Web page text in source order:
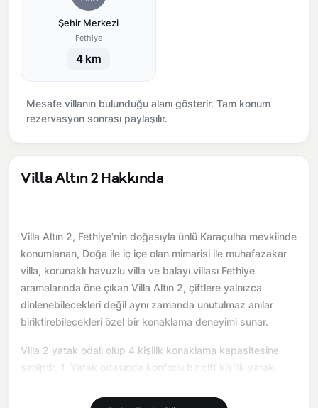
Şehir Merkezi
Fethiye
4 km
Mesafe villanın bulunduğu alanı gösterir. Tam konum
rezervasyon sonrası paylaşılır.
Villa Altın 2 Hakkında
Villa Altın 2, Fethiye'nin doğasıyla ünlü Karaçulha mevkiinde
konumlanan, Doğa ile iç içe olan mimarisi ile muhafazakar
villa, korunaklı havuzlu villa ve balayı villası Fethiye
aramalarında öne çıkan Villa Altın 2, çiftlere yalnızca
dinlenebilecekleri değil aynı zamanda unutulmaz anılar
biriktirebilecekleri özel bir konaklama deneyimi sunar.
Villa 2 yatak odalı olup 4 kişilik konaklama kapasitesine
sahiptir. 1. Yatak odasında konforlu bir çift kişilik yatak,
Yatak odasında konforlu iki tek kişilik yatak, klima, elbise